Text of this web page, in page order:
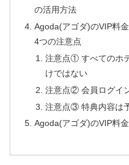
の活用方法
Agoda(アゴダ)のVIP料
4つの注意点
注意点① すべてのホ
けではない
注意点② 会員ログイ
注意点③ 特典内容は
Agoda(アゴダ)のVIP料